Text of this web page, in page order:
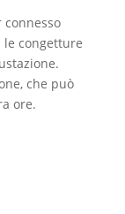
connesso
le congetture
che può
ore.